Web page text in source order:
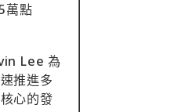
萬點
Lee 為
推進多
心的發